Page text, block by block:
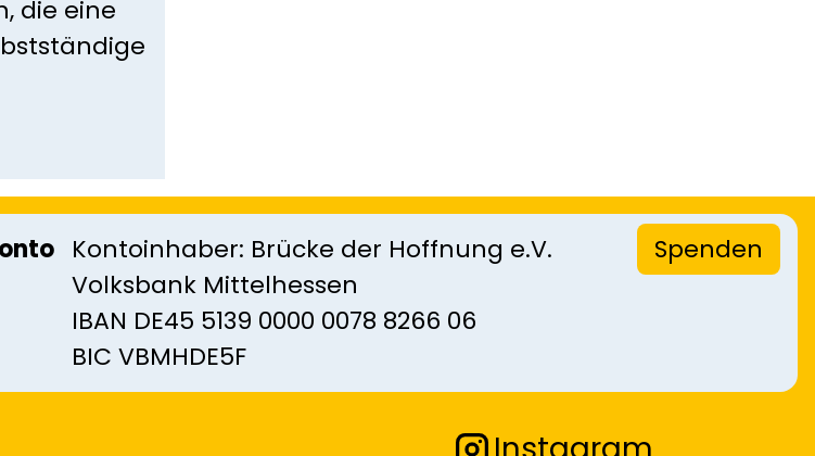
die eine
Kontoinhaber: Brücke der Hoffnung e.V.
Volksbank Mittelhessen
IBAN DE45 5139 0000 0078 8266 06
BIC VBMHDE5F
Spenden